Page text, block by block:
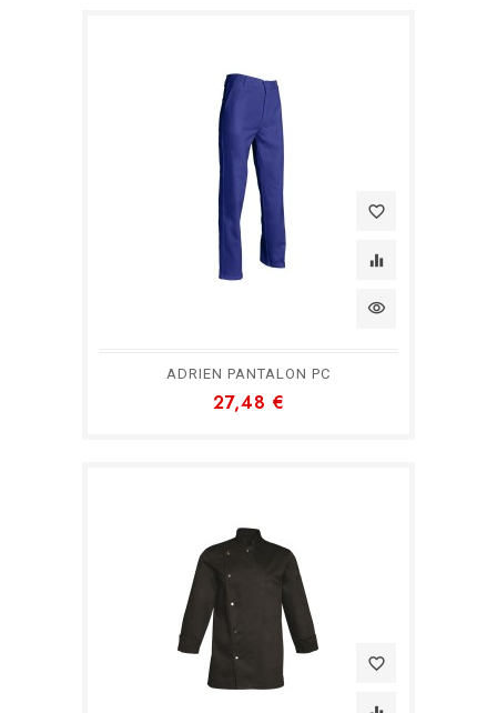
favorite_border
equalizer
visibility
ADRIEN PANTALON PC
27,48 €
favorite_border